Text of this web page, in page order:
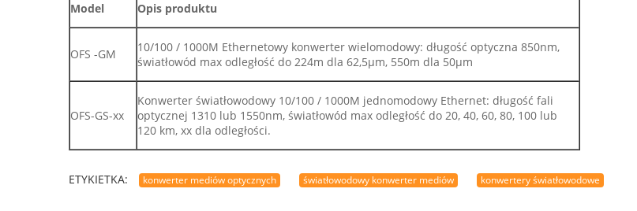
Model Opis produktu
OFS -GM
10/100 / 1000M Ethernetowy konwerter wielomodowy: długość optyczna 850nm,
światłowód max odległość do 224m dla 62,5μm, 550m dla 50μm
OFS-GS-xx
Konwerter światłowodowy 10/100 / 1000M jednomodowy Ethernet: długość fali
optycznej 1310 lub 1550nm, światłowód max odległość do 20, 40, 60, 80, 100 lub
120 km, xx dla odległości.
ETYKIETKA: konwerter mediów optycznych światłowodowy konwerter mediów konwertery światłowodowe